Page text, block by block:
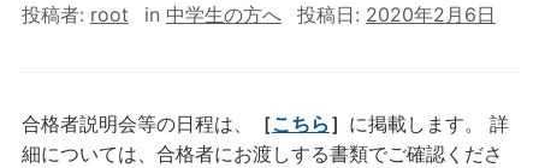
投稿者: root in 中学生の方へ 投稿日: 2020年2月6日
合格者説明会等の日程は、 ［こちら ］ に掲載します。 詳
細については、合格者にお渡しする書類でご確認くださ